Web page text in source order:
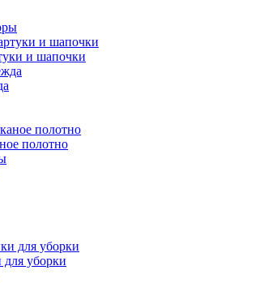
и шапочки
полотно
уборки